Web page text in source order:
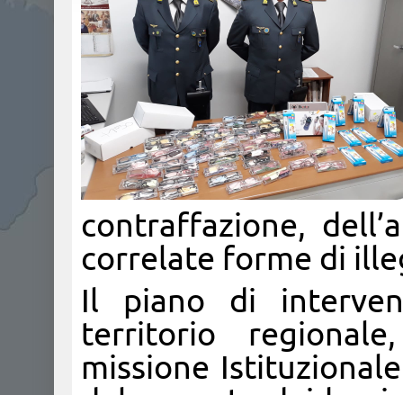
contraffazione,
correlate forme di
Il piano di
territorio
missione